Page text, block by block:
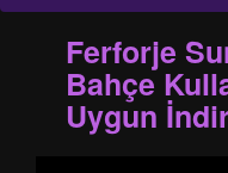
Ferforje
Bahçe
Uygun